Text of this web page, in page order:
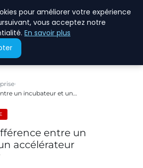
un incubateur et un…
entre un
accélérateur
pour améliorer votre expérience
vous acceptez notre
En savoir plus